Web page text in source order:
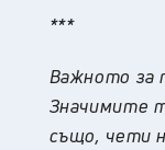
***
Важното за
Значимите
също, чети